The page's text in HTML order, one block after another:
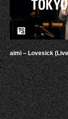
aimi – Lovesick